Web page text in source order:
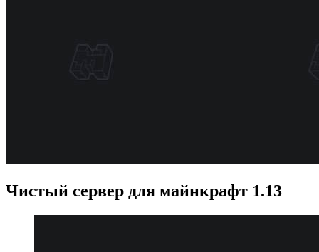
Чистый сервер для майнкрафт 1.13